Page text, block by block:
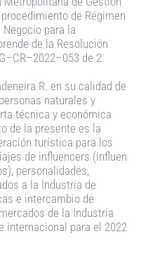
procedimiento de Régimen
para la
de la Resolución
–CR–2022–053 de 2
R. en su calidad de
naturales y
técnica y económica
de la presente es la
turística para los
de influencers (influen
personalidades,
a la Industria de
e intercambio de
de la Industria
internacional para el 2022